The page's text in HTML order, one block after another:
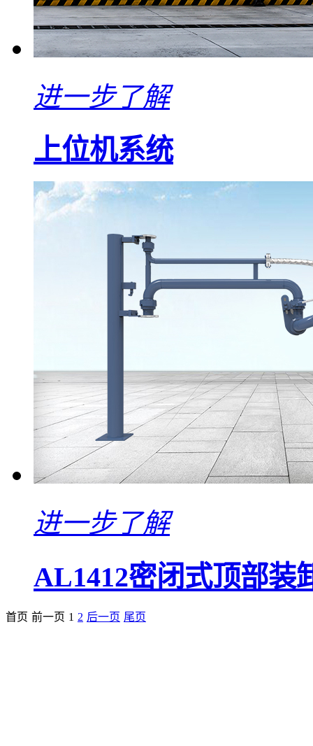
进一步了解
上位机系统
进一步了解
AL1412密闭式顶部装
首页 前一页 1 2 后一页 尾页